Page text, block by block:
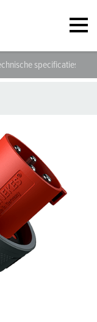
specificaties